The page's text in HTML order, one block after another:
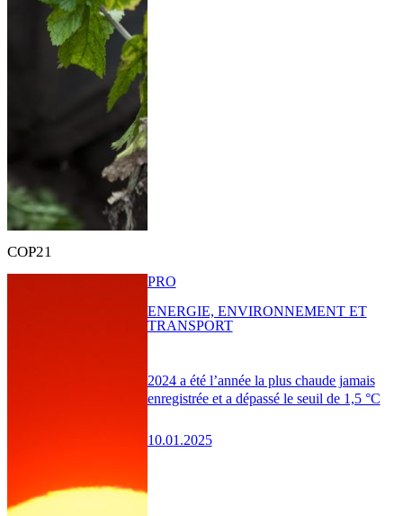
COP21
2024 a été l’année la plus chaude jamais
enregistrée et a dépassé le seuil de 1,5 °C
10.01.2025
PRO
ENERGIE, ENVIRONNEMENT ET
TRANSPORT